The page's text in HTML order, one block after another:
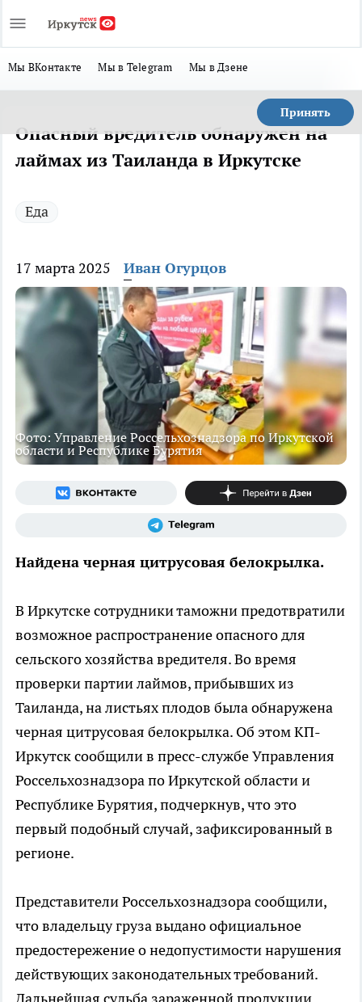
Мы ВКонтакте Мы в Telegram Мы в Дзене
Принять
Опасный вредитель обнаружен на
лаймах из Таиланда в Иркутске
Еда
17 марта 2025 Иван Огурцов
Фото: Управление Россельхознадзора по Иркутской
области и Республике Бурятия
Найдена черная цитрусовая белокрылка.
В Иркутске сотрудники таможни предотвратили
возможное распространение опасного для
сельского хозяйства вредителя. Во время
проверки партии лаймов, прибывших из
Таиланда, на листьях плодов была обнаружена
черная цитрусовая белокрылка. Об этом КП-
Иркутск сообщили в пресс-службе Управления
Россельхознадзора по Иркутской области и
Республике Бурятия, подчеркнув, что это
первый подобный случай, зафиксированный в
регионе.
Представители Россельхознадзора сообщили,
что владельцу груза выдано официальное
предостережение о недопустимости нарушения
действующих законодательных требований.
Дальнейшая судьба зараженной продукции